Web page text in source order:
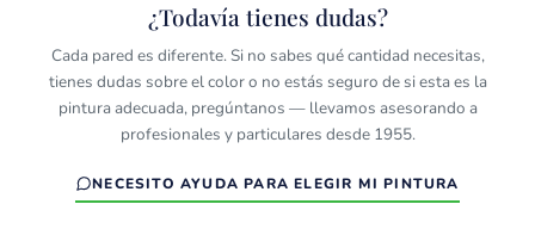
¿Todavía tienes dudas?
Cada pared es diferente. Si no sabes qué cantidad necesitas,
tienes dudas sobre el color o no estás seguro de si esta es la
pintura adecuada, pregúntanos — llevamos asesorando a
profesionales y particulares desde 1955.
NECESITO AYUDA PARA ELEGIR MI PINTURA